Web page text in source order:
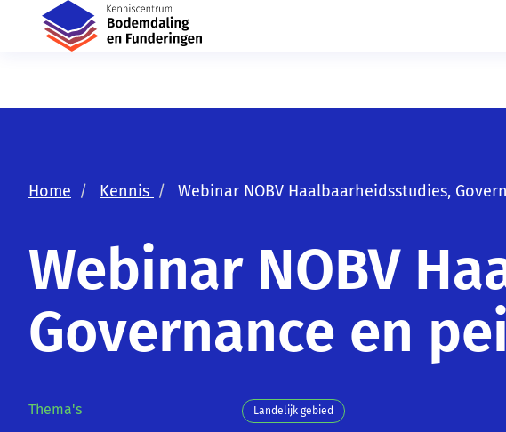
Home Kennis Webinar NOBV Haalbaarheidsstudies,
Webinar NOBV
Governance en
Thema's Landelijk gebied